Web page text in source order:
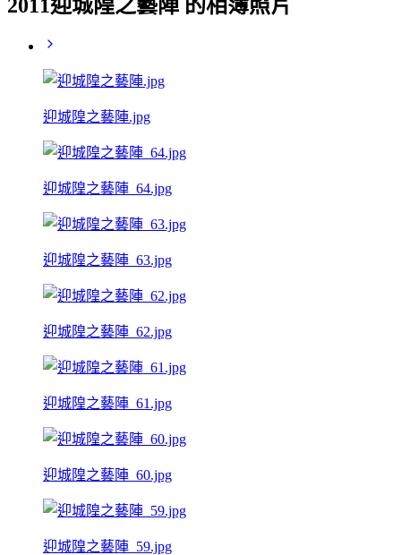
2011迎城隍之藝陣 的相簿照片
迎城隍之藝陣.jpg
迎城隍之藝陣_64.jpg
迎城隍之藝陣_63.jpg
迎城隍之藝陣_62.jpg
迎城隍之藝陣_61.jpg
迎城隍之藝陣_60.jpg
迎城隍之藝陣_59.jpg